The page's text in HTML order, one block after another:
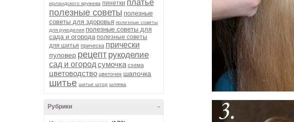
ирландского кружева пинетки платье
полезные советы полезные
советы для здоровья полезные советы
для рукоделия полезные советы для
сада и огорода полезные советы
для шитья прическа прически
пуловер рецепт рукоделие
сад и огород сумочка схема
цветоводство цветочек шапочка
шитье шитье штор шляпка
-
Рубрики